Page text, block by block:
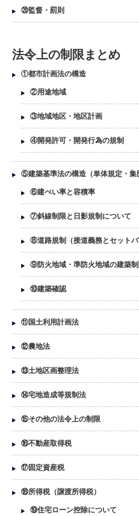
⑳監督・罰則
法令上の制限まとめ
①都市計画法の構造
②用途地域
③地域地区・地区計画
④開発許可・開発行為の規制
⑤建築基準法の構造（単体規定・集
⑥建ぺい率と容積率
⑦斜線制限と日影規制について
⑧道路規制（接道義務とセットバ
⑨防火地域・準防火地域の建築
⑩建築確認
⑪国土利用計画法
⑫農地法
⑬土地区画整理法
⑭宅地造成等規制法
⑮その他の法令上の制限
⑯不動産取得税
⑰固定資産税
⑱所得税（譲渡所得税）
⑲住宅ローン控除について